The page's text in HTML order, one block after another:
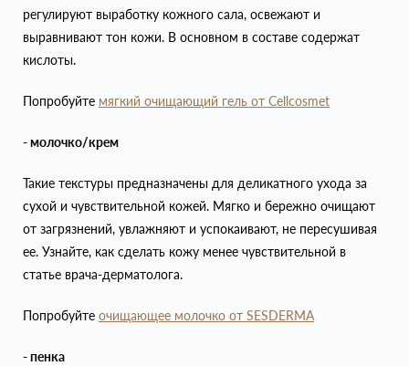
регулируют выработку кожного сала, освежают и
выравнивают тон кожи. В основном в составе содержат
кислоты.
Попробуйте мягкий очищающий гель от Cellcosmet
- молочко/крем
Такие текстуры предназначены для деликатного ухода за
сухой и чувствительной кожей. Мягко и бережно очищают
от загрязнений, увлажняют и успокаивают, не пересушивая
ее. Узнайте, как сделать кожу менее чувствительной в
статье врача-дерматолога.
Попробуйте очищающее молочко от SESDERMA
- пенка